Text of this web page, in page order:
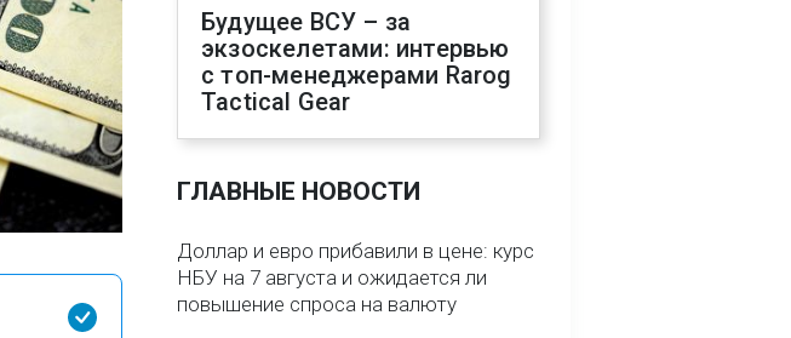
Будущее ВСУ – за
экзоскелетами: интервью
с топ-менеджерами Rarog
Tactical Gear
ГЛАВНЫЕ НОВОСТИ
Доллар и евро прибавили в цене: курс
НБУ на 7 августа и ожидается ли
повышение спроса на валюту